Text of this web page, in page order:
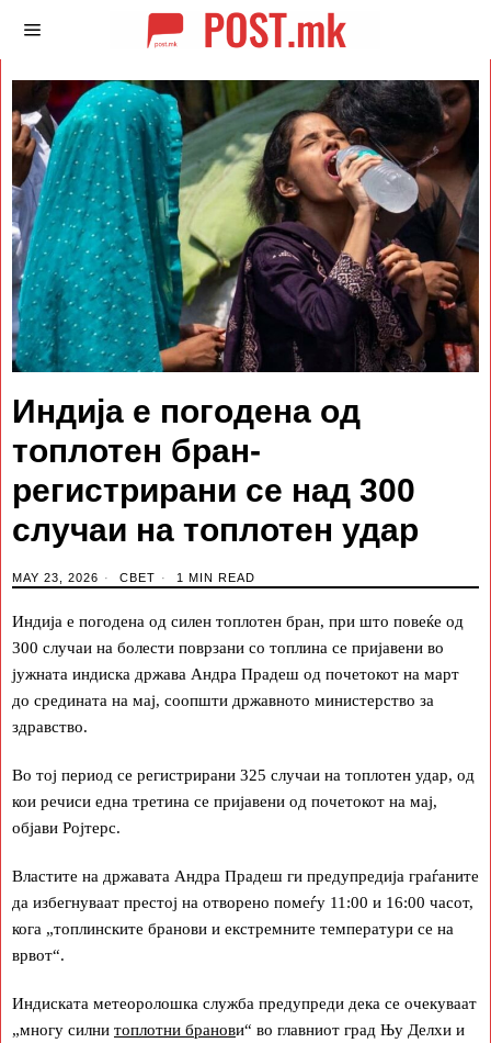
Индија е погодена од
топлотен бран-
регистрирани се над 300
случаи на топлотен удар
MAY 23, 2026 СВЕТ 1 MIN READ
Индија е погодена од силен топлотен бран, при што повеќе од
300 случаи на болести поврзани со топлина се пријавени во
јужната индиска држава Андра Прадеш од почетокот на март
до средината на мај, соопшти државното министерство за
здравство.
Во тој период се регистрирани 325 случаи на топлотен удар, од
кои речиси една третина се пријавени од почетокот на мај,
објави Ројтерс.
Властите на државата Андра Прадеш ги предупредија граѓаните
да избегнуваат престој на отворено помеѓу 11:00 и 16:00 часот,
кога „топлинските бранови и екстремните температури се на
врвот“.
Индиската метеоролошка служба предупреди дека се очекуваат
„многу силни топлотни бранови“ во главниот град Њу Делхи и